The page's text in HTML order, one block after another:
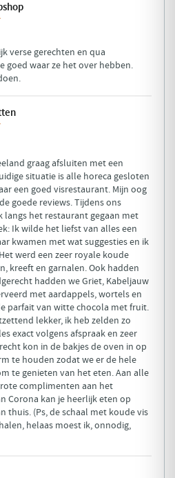
verse gerechten en qua
waar ze het over hebben.
graag afsluiten met een
situatie is alle horeca gesloten
een goed visrestaurant. Mijn oog
goede reviews. Tijdens ons
langs het restaurant gegaan met
Ik wilde het liefst van alles een
kwamen met wat suggesties en ik
werd een zeer royale koude
kreeft en garnalen. Ook hadden
hadden we Griet, Kabeljauw
met aardappels, wortels en
parfait van witte chocola met fruit.
lekker, ik heb zelden zo
exact volgens afspraak en zeer
kon in de bakjes de oven in op
te houden zodat we er de hele
te genieten van het eten. Aan alle
complimenten aan het
Corona kan je heerlijk eten op
(Ps, de schaal met koude vis
helaas moest ik, onnodig,